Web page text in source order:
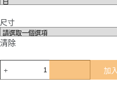
尺寸
清除
3D
智
加